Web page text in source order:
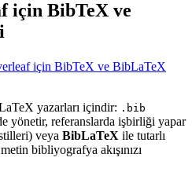
için BibTeX ve
için BibTeX ve BibLaTeX
yazarları içindir: .bib
yönetir, referanslarda işbirliği yapar
veya BibLaTeX ile tutarlı
bibliyografya akışınızı